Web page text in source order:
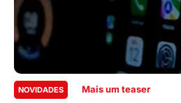
NOVIDADES Mais um teaser